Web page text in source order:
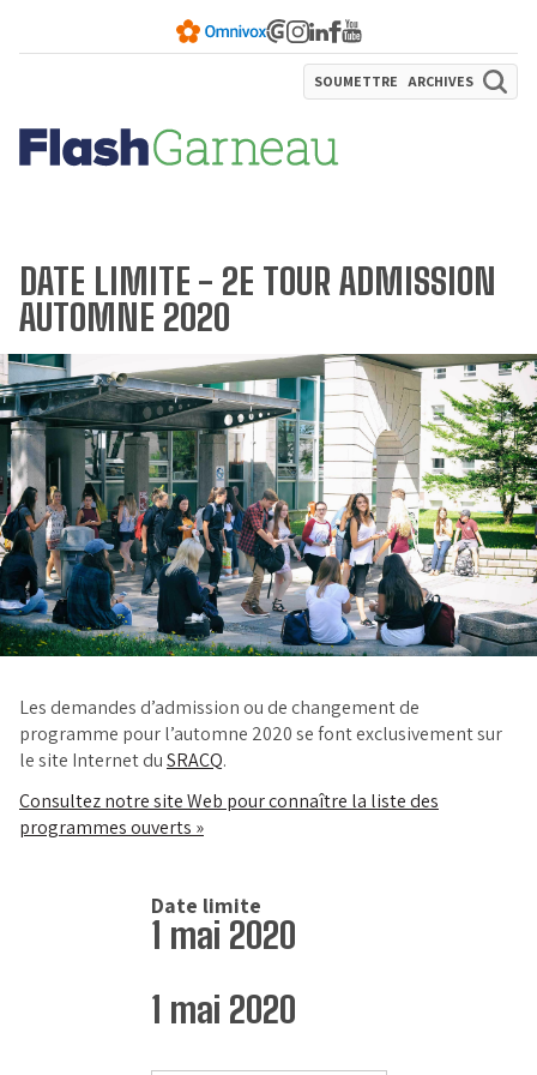
SOUMETTRE ARCHIVES
DATE LIMITE - 2E TOUR ADMISSION
AUTOMNE 2020
Les demandes d’admission ou de changement de
programme pour l’automne 2020 se font exclusivement sur
le site Internet duSRACQ.
Consultez notre site Web pour connaître la liste des
programmes ouverts »
Date limite
1 mai 2020
1 mai 2020